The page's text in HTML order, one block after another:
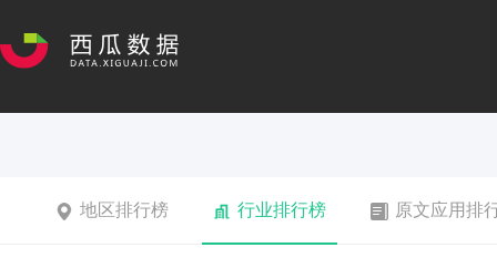
地区排行榜 行业排行榜 原文应用排